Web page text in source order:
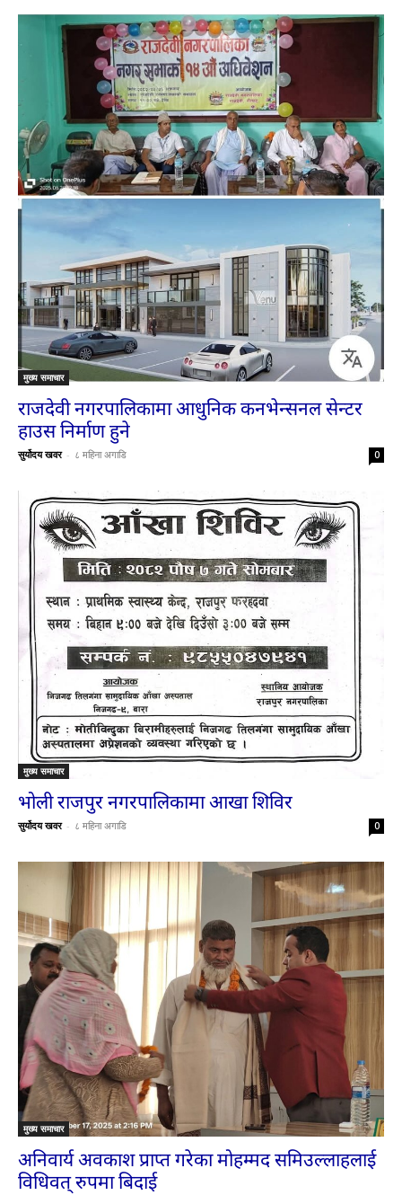
मुख्य समाचार
राजदेवी नगरपालिकामा आधुनिक कनभेन्सनल सेन्टर
हाउस निर्माण हुने
सुर्योदय खवर - ८ महिना अगाडि 0
मुख्य समाचार
भोली राजपुर नगरपालिकामा आखा शिविर
सुर्योदय खवर - ८ महिना अगाडि 0
मुख्य समाचार
अनिवार्य अवकाश प्राप्त गरेका मोहम्मद समिउल्लाहलाई
विधिवत् रुपमा बिदाई